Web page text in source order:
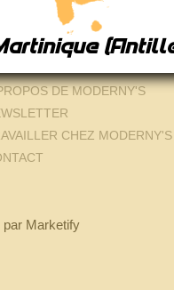
DE MODERNY'S
CHEZ MODERNY'S
Marketify